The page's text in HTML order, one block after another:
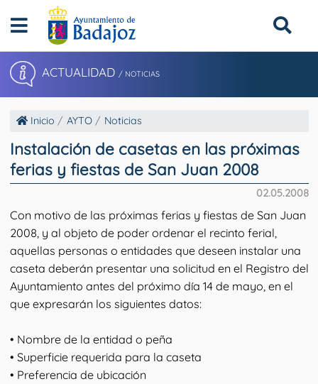
ACTUALIDAD / NOTICIAS
Inicio AYTO Noticias
Instalación de casetas en las próximas
ferias y fiestas de San Juan 2008
02.05.2008
Con motivo de las próximas ferias y fiestas de San Juan
2008, y al objeto de poder ordenar el recinto ferial,
aquellas personas o entidades que deseen instalar una
caseta deberán presentar una solicitud en el Registro del
Ayuntamiento antes del próximo día 14 de mayo, en el
que expresarán los siguientes datos:
• Nombre de la entidad o peña
• Superficie requerida para la caseta
• Preferencia de ubicación